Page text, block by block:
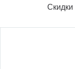
Скидки